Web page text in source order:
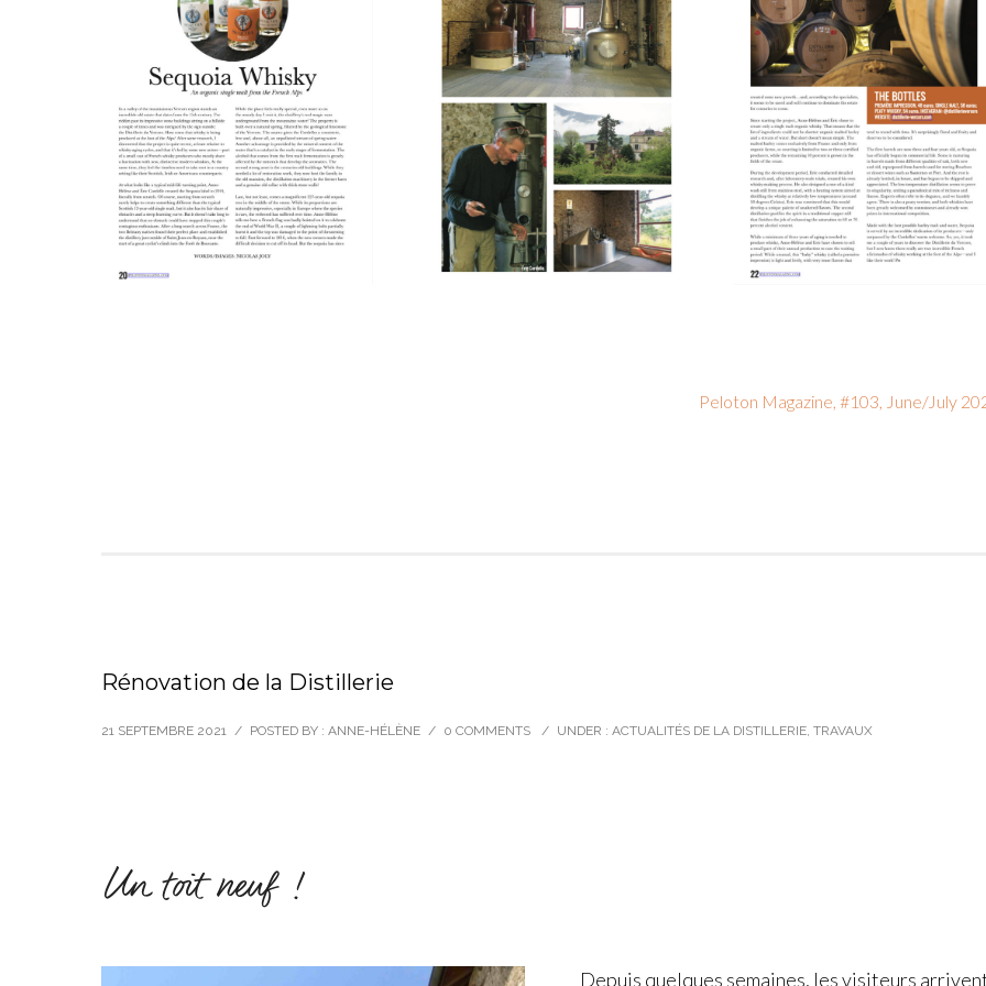
SEQUOIA-WHISKY-PELOTON-
MAGAZINE
DISTILLERIE-VERCORS-
PELOTON-MAGAZINE
MATURATION-WHISKY-
PELOTON-MAGAZINE
Peloton Magazine, #103, June/July
Rénovation de la Distillerie
21 SEPTEMBRE 2021 / POSTED BY : ANNE-HÉLÈNE / 0 COMMENTS / UNDER : ACTUALITÉS DE LA DISTILLERIE, TRAVAUX
Un toit neuf !
Depuis quelques semaines, les visiteurs